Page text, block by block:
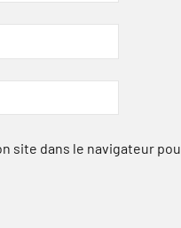
site dans le navigateur